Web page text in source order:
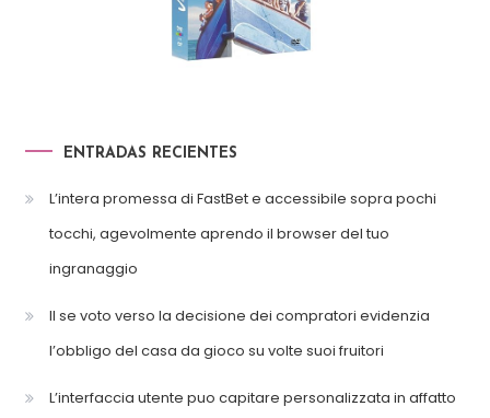
ENTRADAS RECIENTES
L’intera promessa di FastBet e accessibile sopra pochi
tocchi, agevolmente aprendo il browser del tuo
ingranaggio
Il se voto verso la decisione dei compratori evidenzia
l’obbligo del casa da gioco su volte suoi fruitori
L’interfaccia utente puo capitare personalizzata in affatto